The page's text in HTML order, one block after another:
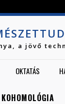
a jövő
OKTATÁS